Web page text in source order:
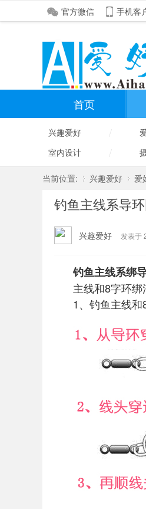
官方微信 手机客
首页
兴趣爱好
室内设计
当前位置:
»
兴趣爱好 爱
钓鱼主线系导
兴趣爱好 发表于
钓鱼主线系绑
主线和8字环绑
1、钓鱼主线